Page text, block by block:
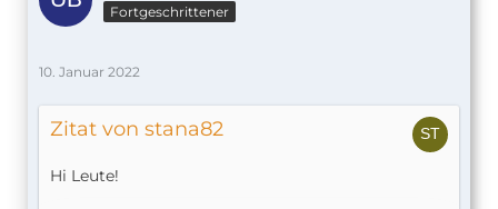
Fortgeschrittener
10. Januar 2022
Zitat von stana82
Hi Leute!